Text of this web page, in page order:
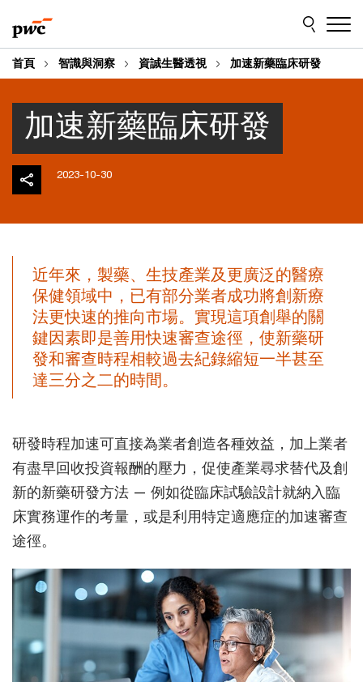
to
content
to
footer
首頁 智識與洞察 資誠生醫透視 加速新藥臨床研發
加速新藥臨床研發
2023-10-30
近年來，製藥、生技產業及更廣泛的醫療
保健領域中，已有部分業者成功將創新療
法更快速的推向市場。實現這項創舉的關
鍵因素即是善用快速審查途徑，使新藥研
發和審查時程相較過去紀錄縮短一半甚至
達三分之二的時間。
研發時程加速可直接為業者創造各種效益，加上業者
有盡早回收投資報酬的壓力，促使產業尋求替代及創
新的新藥研發方法 — 例如從臨床試驗設計就納入臨
床實務運作的考量，或是利用特定適應症的加速審查
途徑。